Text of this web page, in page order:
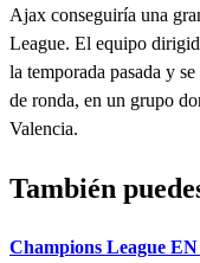
Ajax conseguiría una
League. El equipo
la temporada pasada y
de ronda, en un grupo
Valencia.
También
Champions League